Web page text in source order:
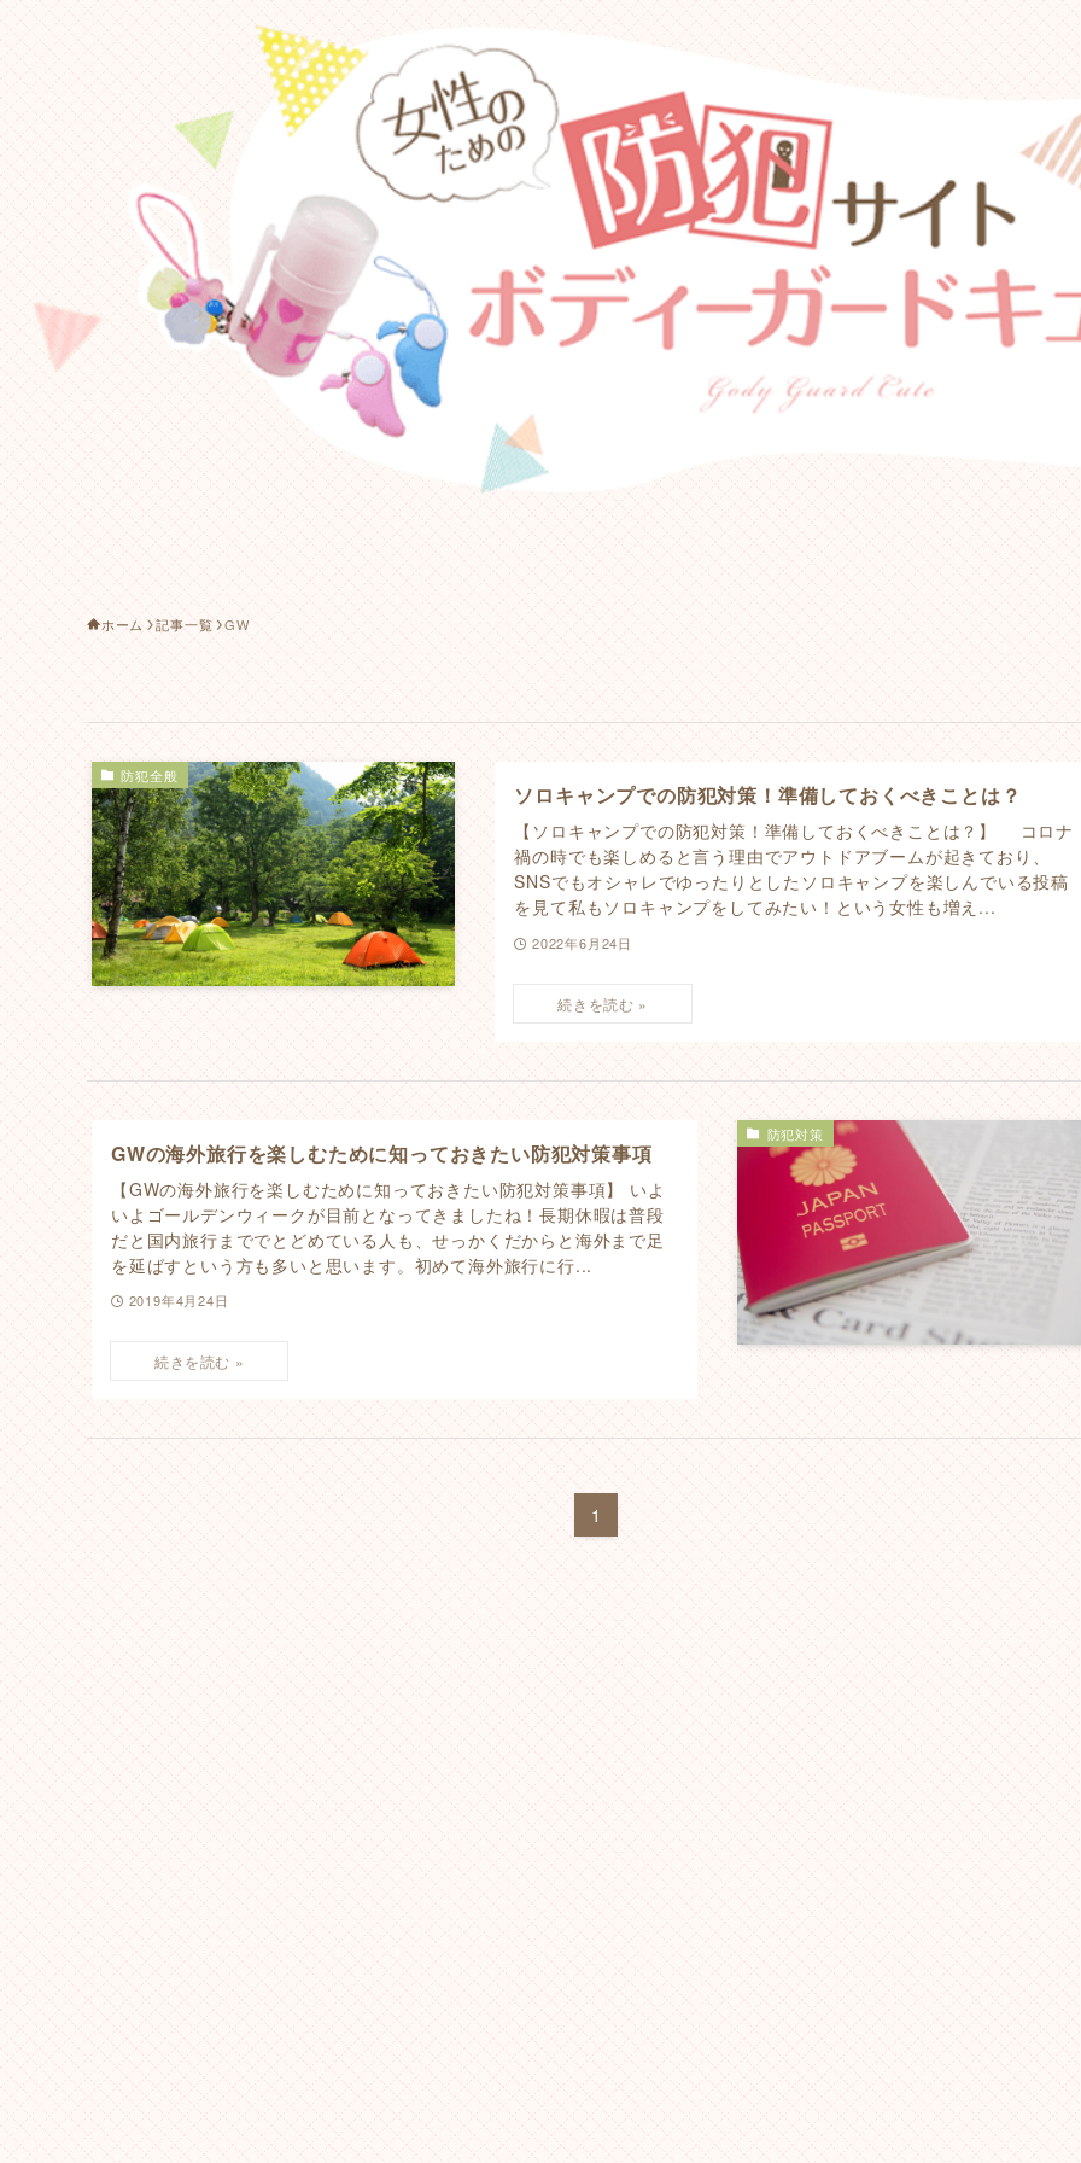
ホーム 記事一覧 GW
防犯全般
ソロキャンプでの防犯対策！準備しておくべきことは？
【ソロキャンプでの防犯対策！準備しておくべきことは？】 コロナ
禍の時でも楽しめると言う理由でアウトドアブームが起きており、
SNSでもオシャレでゆったりとしたソロキャンプを楽しんでいる投稿
を見て私もソロキャンプをしてみたい！という女性も増え...
2022年6月24日
防犯対策
GWの海外旅行を楽しむために知っておきたい防犯対策事項
【GWの海外旅行を楽しむために知っておきたい防犯対策事項】 いよ
いよゴールデンウィークが目前となってきましたね！長期休暇は普段
だと国内旅行まででとどめている人も、せっかくだからと海外まで足
を延ばすという方も多いと思います。初めて海外旅行に行...
2019年4月24日
1